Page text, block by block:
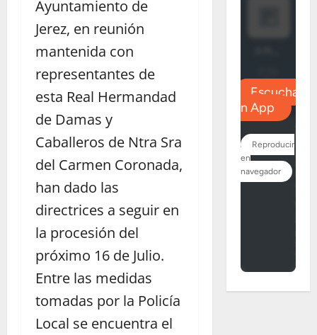
Ayuntamiento de
Jerez, en reunión
mantenida con
representantes de
esta Real Hermandad
de Damas y
Caballeros de Ntra Sra
del Carmen Coronada,
han dado las
directrices a seguir en
la procesión del
próximo 16 de Julio.
Entre las medidas
tomadas por la Policía
Local se encuentra el